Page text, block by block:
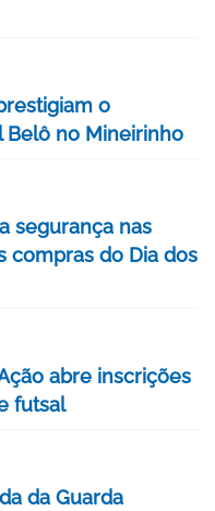
o
Belô no Mineirinho
segurança nas
compras do Dia dos
abre inscrições
futsal
da Guarda